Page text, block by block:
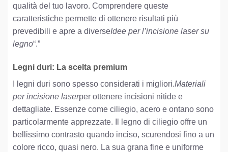
qualità del tuo lavoro. Comprendere queste
caratteristiche permette di ottenere risultati più
prevedibili e apre a diverseIdee per l’incisione laser su
legno“.”
Legni duri: La scelta premium
I legni duri sono spesso considerati i migliori.Materiali
per incisione laserper ottenere incisioni nitide e
dettagliate. Essenze come ciliegio, acero e ontano sono
particolarmente apprezzate. Il legno di ciliegio offre un
bellissimo contrasto quando inciso, scurendosi fino a un
colore ricco, quasi nero. La sua grana fine e uniforme